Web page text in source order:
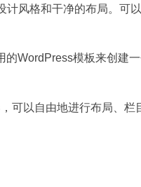
计风格和干净的布局。可
WordPress模板来创建
可以自由地进行布局、栏